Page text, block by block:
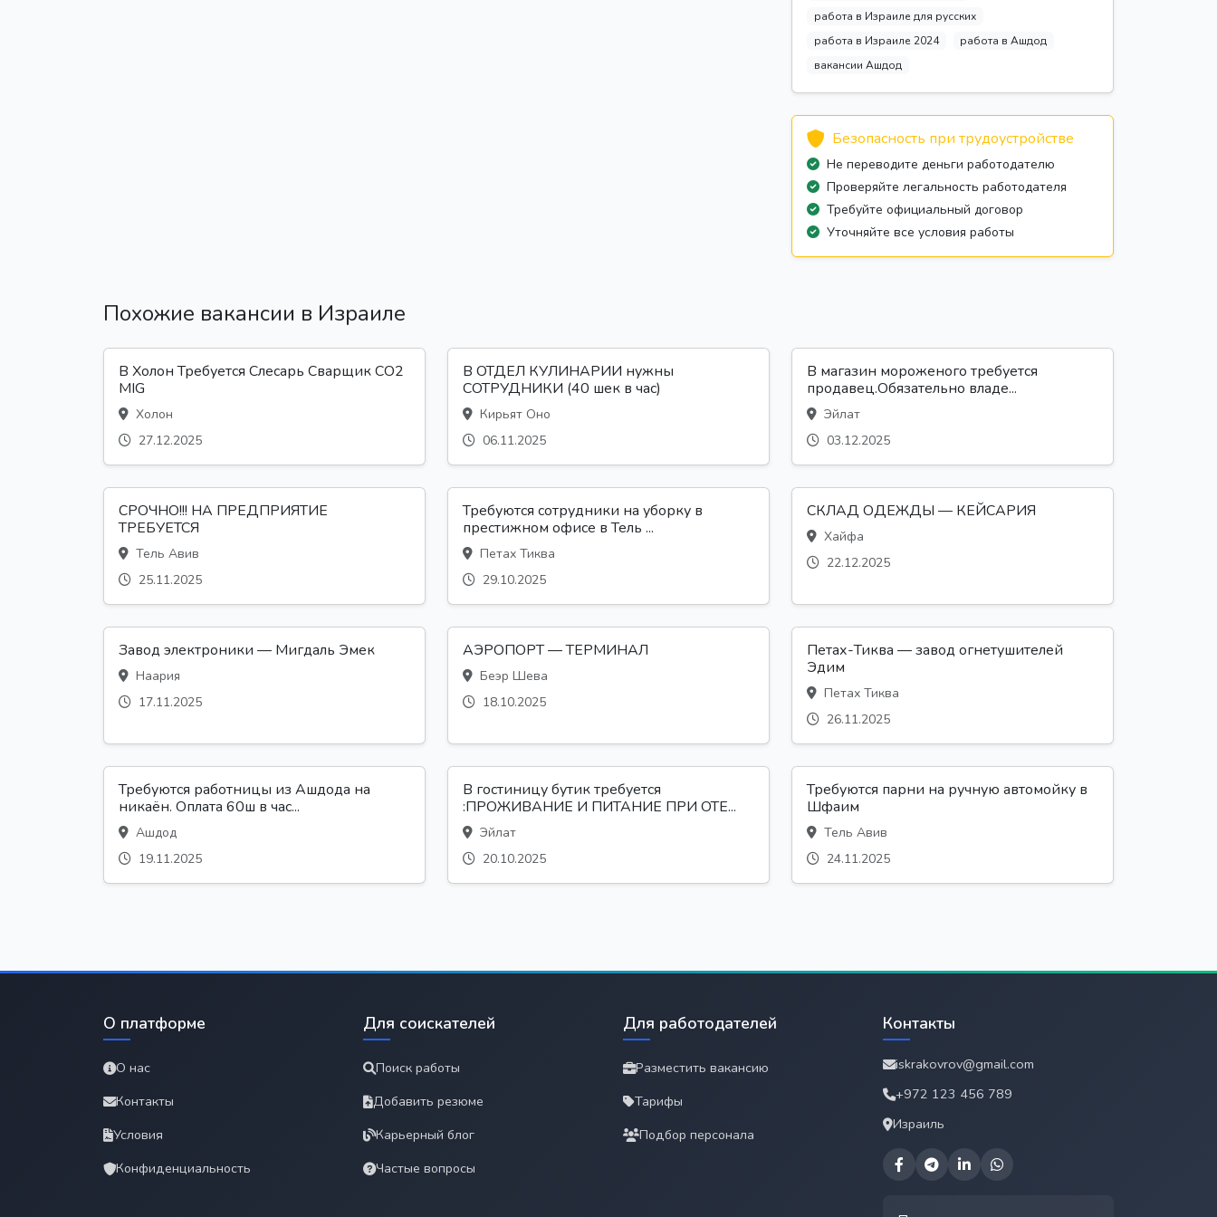
работа в Израиле для русских
работа в Израиле 2024
работа в Ашдод
вакансии Ашдод
Безопасность при трудоустройстве
Не переводите деньги работодателю
Проверяйте легальность работодателя
Требуйте официальный договор
Уточняйте все условия работы
Похожие вакансии в Израиле
В Холон Требуется Слесарь Сварщик CO2
MIG
Холон
27.12.2025
В ОТДЕЛ КУЛИНАРИИ нужны
СОТРУДНИКИ (40 шек в час)
Кирьят Оно
06.11.2025
В магазин мороженого требуется
продавец.Обязательно владе...
Эйлат
03.12.2025
СРОЧНО!!! НА ПРЕДПРИЯТИЕ
ТРЕБУЕТСЯ
Тель Авив
25.11.2025
Требуются сотрудники на уборку в
престижном офисе в Тель ...
Петах Тиква
29.10.2025
СКЛАД ОДЕЖДЫ — КЕЙСАРИЯ
Хайфа
22.12.2025
Завод электроники — Мигдаль Эмек
Наария
17.11.2025
АЭРОПОРТ — ТЕРМИНАЛ
Беэр Шева
18.10.2025
Петах-Тиква — завод огнетушителей
Эдим
Петах Тиква
26.11.2025
Требуются работницы из Ашдода на
никаён. Оплата 60ш в час...
Ашдод
19.11.2025
В гостиницу бутик требуется
:ПРОЖИВАНИЕ И ПИТАНИЕ ПРИ ОТЕ...
Эйлат
20.10.2025
Требуются парни на ручную автомойку в
Шфаим
Тель Авив
24.11.2025
О платформе
О нас
Контакты
Условия
Конфиденциальность
Для соискателей
Поиск работы
Добавить резюме
Карьерный блог
Частые вопросы
Для работодателей
Разместить вакансию
Тарифы
Подбор персонала
Контакты
iskrakovrov@gmail.com
+972 123 456 789
Израиль